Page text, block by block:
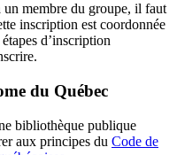
un membre du groupe, il faut
inscription est coordonnée
d’inscription
du Québec
bibliothèque publique
aux principes du Code de